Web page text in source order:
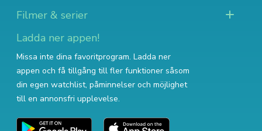
Filmer & serier
Ladda ner appen!
Missa inte dina favoritprogram. Ladda ner
appen och få tillgång till fler funktioner såsom
din egen watchlist, påminnelser och möjlighet
till en annonsfri upplevelse.